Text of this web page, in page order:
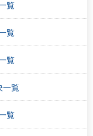
覧
覧
覧
一覧
覧